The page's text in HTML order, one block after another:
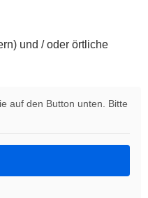
und / oder örtliche
auf den Button unten. Bitte